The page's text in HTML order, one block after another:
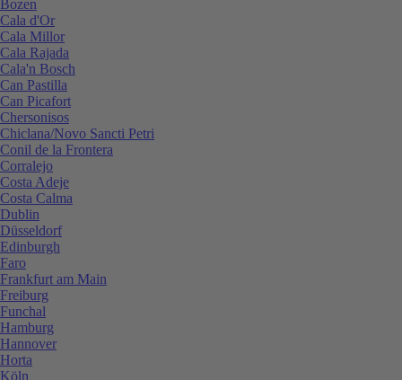
Bozen
Cala d'Or
Cala Millor
Cala Rajada
Cala'n Bosch
Can Pastilla
Can Picafort
Chersonisos
Chiclana/Novo Sancti Petri
Conil de la Frontera
Corralejo
Costa Adeje
Costa Calma
Dublin
Düsseldorf
Edinburgh
Faro
Frankfurt am Main
Freiburg
Funchal
Hamburg
Hannover
Horta
Köln